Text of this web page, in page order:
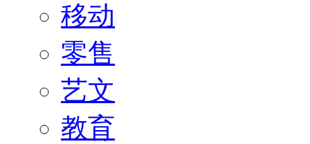
移动
零售
艺文
教育